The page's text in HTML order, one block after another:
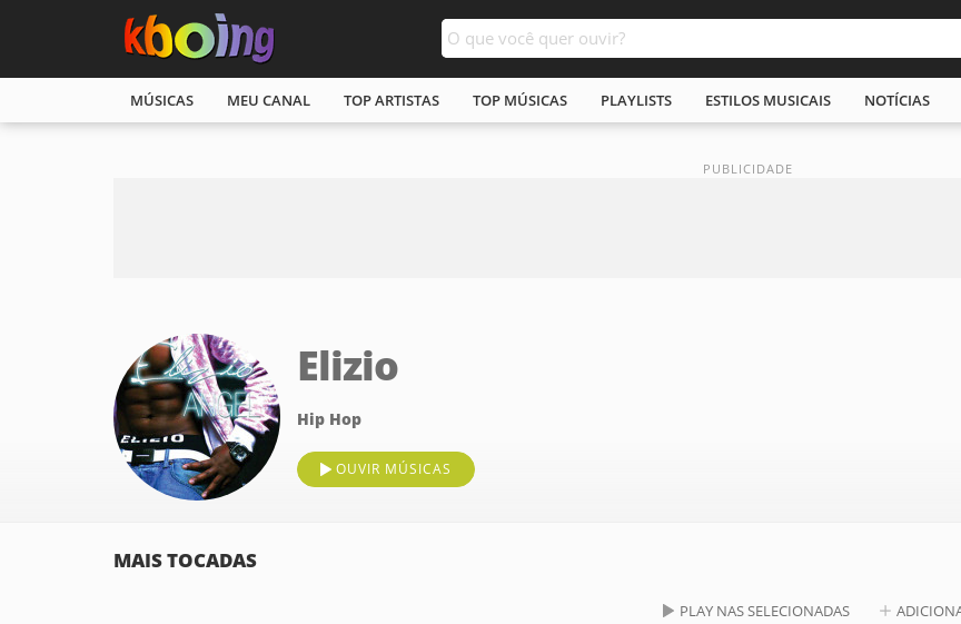
MÚSICAS MEU CANAL TOP ARTISTAS TOP MÚSICAS PLAYLISTS ESTILOS MUSICAIS NOTÍCIAS
Elizio
Hip Hop
OUVIR MÚSICAS
MAIS TOCADAS
PLAY NAS SELECIONADAS